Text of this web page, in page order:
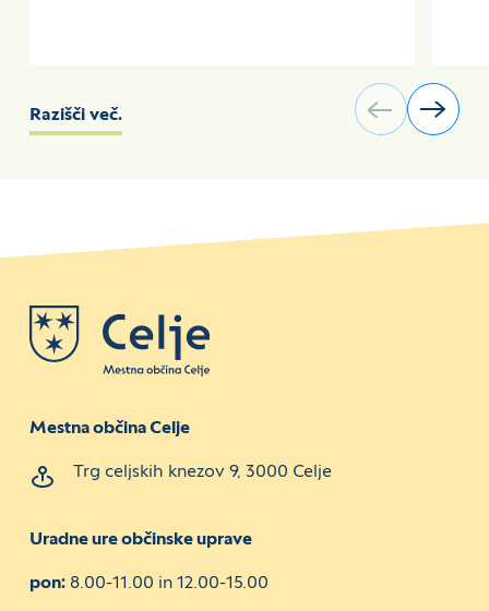
Razišči več.
Mestna občina Celje
Trg celjskih knezov 9, 3000 Celje
Uradne ure občinske uprave
pon: 8.00-11.00 in 12.00-15.00